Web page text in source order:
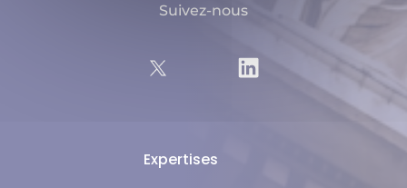
Expertises
Suivez-nous